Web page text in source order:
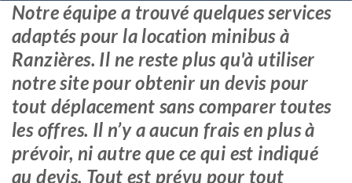
Notre équipe a trouvé quelques services
adaptés pour la location minibus à
Ranzières. Il ne reste plus qu'à utiliser
notre site pour obtenir un devis pour
tout déplacement sans comparer toutes
les offres. Il n’y a aucun frais en plus à
prévoir, ni autre que ce qui est indiqué
au devis. Tout est prévu pour tout